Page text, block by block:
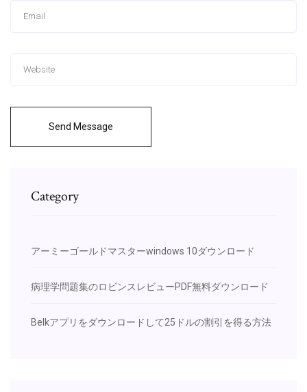
Send Message
Category
アーミーゴールドマスターwindows 10ダウンロード
病理学問題集のロビンスレビューPDF無料ダウンロード
Belkアプリをダウンロードして25ドルの割引を得る方法